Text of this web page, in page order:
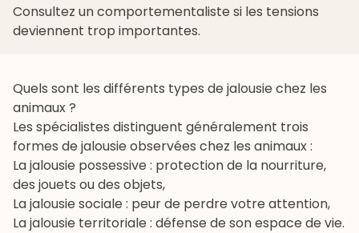
Consultez un comportementaliste si les tensions
deviennent trop importantes.
Quels sont les différents types de jalousie chez les
animaux ?
Les spécialistes distinguent généralement trois
formes de jalousie observées chez les animaux :
La jalousie possessive : protection de la nourriture,
des jouets ou des objets,
La jalousie sociale : peur de perdre votre attention,
La jalousie territoriale : défense de son espace de vie.